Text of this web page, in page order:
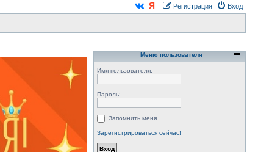
Вход
Регистрация
Меню пользователя
Имя пользователя:
Пароль:
Запомнить меня
Зарегистрироваться сейчас!